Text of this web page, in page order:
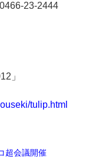
23-2444
」
tulip.html
超会議開催